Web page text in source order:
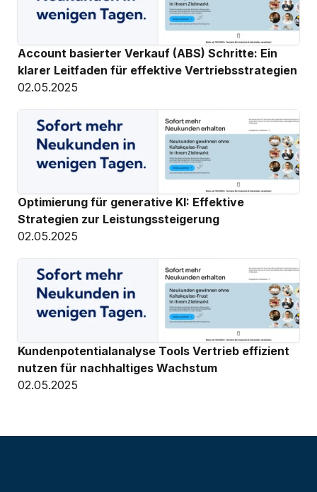
Account basierter Verkauf (ABS) Schritte: Ein
klarer Leitfaden für effektive Vertriebsstrategien
02.05.2025
Optimierung für generative KI: Effektive
Strategien zur Leistungssteigerung
02.05.2025
Kundenpotentialanalyse Tools Vertrieb effizient
nutzen für nachhaltiges Wachstum
02.05.2025